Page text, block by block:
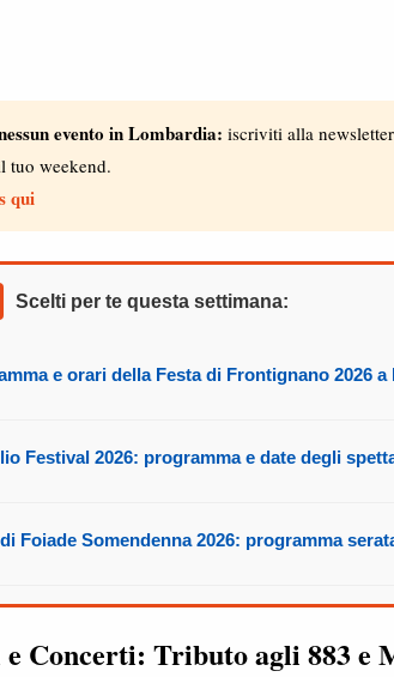
evento in Lombardia: iscriviti alla
tuo weekend.
qui
Scelti per te questa settimana:
e orari della Festa di Frontignano 2026 a
Festival 2026: programma e date degli
Foiade Somendenna 2026: programma
Concerti: Tributo agli 883 e